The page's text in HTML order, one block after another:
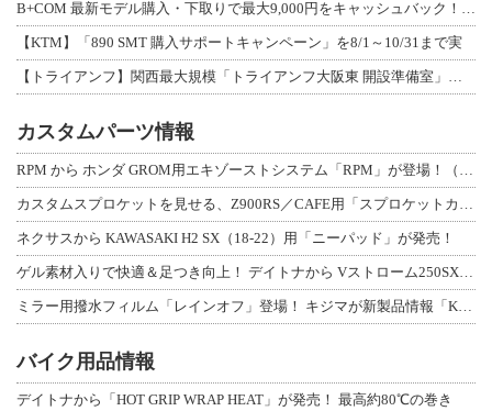
【KTM】「890 SMT 購入サポートキャンペーン」を8/1～10/31まで実
カスタムパーツ情報
ネクサスから KAWASAKI H2 SX（18-22）用「ニーパッド」が発売！
バイク用品情報
デイトナから「HOT GRIP WRAP HEAT」が発売！ 最高約80℃の巻き